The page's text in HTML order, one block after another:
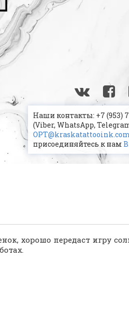
Наши контакты: +7 (953)
(Viber, WhatsApp,
присоединяйтесь к нам
хорошо передаст игру